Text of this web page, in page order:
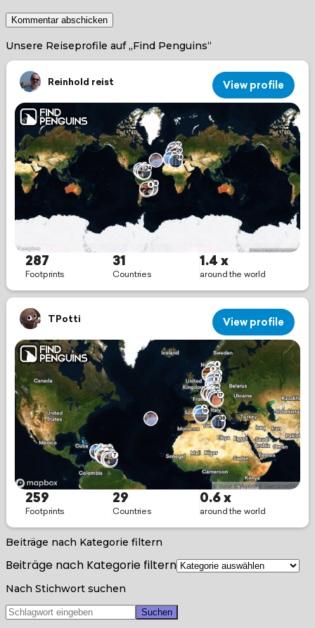
Unsere Reiseprofile auf „Find Penguins“
Beiträge nach Kategorie filtern
Beiträge nach Kategorie filtern
Nach Stichwort suchen